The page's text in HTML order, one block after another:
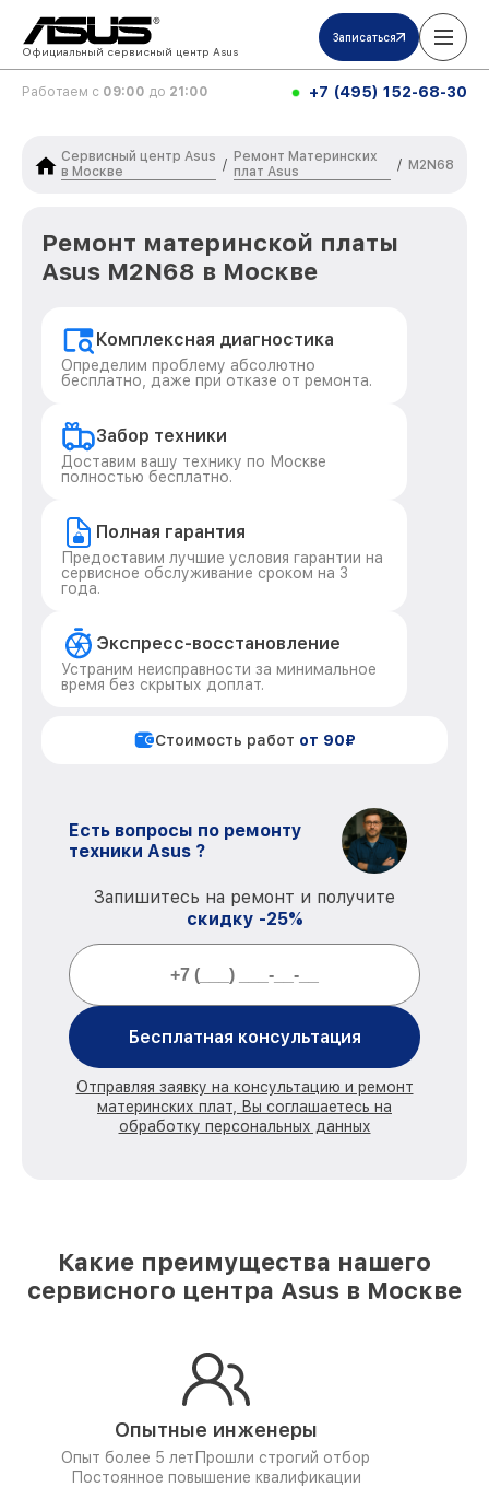
Официальный сервисный центр Asus
Записаться
Работаем с 09:00 до 21:00 +7 (495) 152-68-30
Сервисный центр Asus
в Москве
/
Ремонт Материнских
плат Asus
/ M2N68
Ремонт материнской платы
Asus M2N68 в Москве
Комплексная диагностика
Определим проблему абсолютно
бесплатно, даже при отказе от ремонта.
Забор техники
Доставим вашу технику по Москве
полностью бесплатно.
Полная гарантия
Предоставим лучшие условия гарантии на
сервисное обслуживание сроком на 3
года.
Экспресс-восстановление
Устраним неисправности за минимальное
время без скрытых доплат.
Стоимость работ от 90₽
Есть вопросы по ремонту
техники Asus ?
Запишитесь на ремонт и получите
скидку -25%
Бесплатная консультация
Отправляя заявку на консультацию и ремонт
материнских плат, Вы соглашаетесь на
обработку персональных данных
Какие преимущества нашего
сервисного центра Asus в Москве
Опытные инженеры
Опыт более 5 лет Прошли строгий отбор
Постоянное повышение квалификации